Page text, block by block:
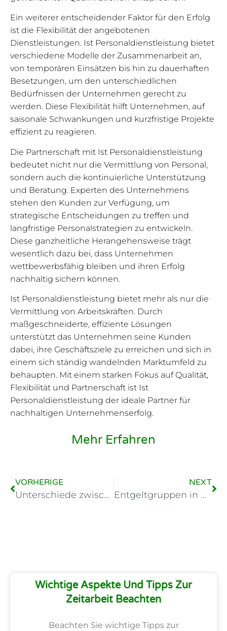
Ein weiterer entscheidender Faktor für den Erfolg
ist die Flexibilität der angebotenen
Dienstleistungen. Ist Personaldienstleistung bietet
verschiedene Modelle der Zusammenarbeit an,
von temporären Einsätzen bis hin zu dauerhaften
Besetzungen, um den unterschiedlichen
Bedürfnissen der Unternehmen gerecht zu
werden. Diese Flexibilität hilft Unternehmen, auf
saisonale Schwankungen und kurzfristige Projekte
effizient zu reagieren.
Die Partnerschaft mit Ist Personaldienstleistung
bedeutet nicht nur die Vermittlung von Personal,
sondern auch die kontinuierliche Unterstützung
und Beratung. Experten des Unternehmens
stehen den Kunden zur Verfügung, um
strategische Entscheidungen zu treffen und
langfristige Personalstrategien zu entwickeln.
Diese ganzheitliche Herangehensweise trägt
wesentlich dazu bei, dass Unternehmen
wettbewerbsfähig bleiben und ihren Erfolg
nachhaltig sichern können.
Ist Personaldienstleistung bietet mehr als nur die
Vermittlung von Arbeitskräften. Durch
maßgeschneiderte, effiziente Lösungen
unterstützt das Unternehmen seine Kunden
dabei, ihre Geschäftsziele zu erreichen und sich in
einem sich ständig wandelnden Marktumfeld zu
behaupten. Mit einem starken Fokus auf Qualität,
Flexibilität und Partnerschaft ist Ist
Personaldienstleistung der ideale Partner für
nachhaltigen Unternehmenserfolg.
Mehr Erfahren
VORHERIGE
Unterschiede zwischen Personaldienstleister und Zeitarbeit
NEXT
Entgeltgruppen in der Zeitarbeit: Ein umfassender Leitfaden
Wichtige Aspekte Und Tipps Zur
Zeitarbeit Beachten
Beachten Sie wichtige Tipps zur